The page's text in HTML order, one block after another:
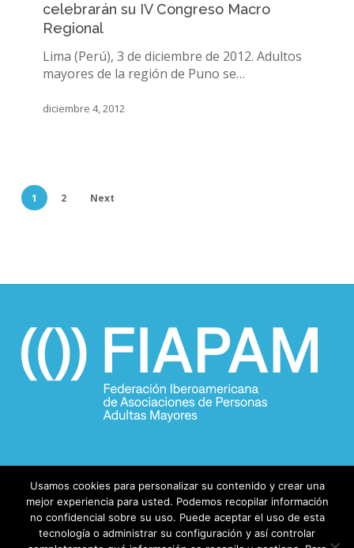
Puno
celebrarán
Congreso
Regional
celebrarán su IV Congreso Macro
Regional
Lima (Perú), 3 de diciembre de 2012. Adultos
mayores de la región de Puno se…
diciembre 4, 2012
1 2 Next
Usamos cookies para personalizar su contenido y crear una
mejor experiencia para usted. Podemos recopilar información
no confidencial sobre su uso. Puede aceptar el uso de esta
tecnología o administrar su configuración y así controlar